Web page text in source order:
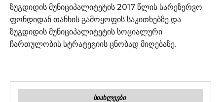
ზუგდიდის მუნიციპალიტეტის 2017 წლის სარეზერვო
ფონდიდან თანხის გამოყოფის საკითხებზე და
ზუგდიდის მუნიციპალიტეტის სოციალური
ჩართულობის სტრატეგიის ცნობად მიღებაზე.
ᲡᲘᲐᲮᲚᲔᲔᲑᲘ